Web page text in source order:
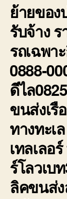
ย้ายขอ
รับจ้าง
รถเฉพา
0888-
ดีไล
ขนส่งเรื
ทางทะเ
เทลเลอ
ร์โลวเบ
ลิคขนส่ง